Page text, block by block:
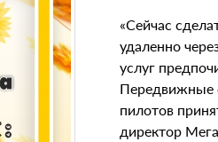
«Сейчас
удаленно
услуг
Передвижные
пилотов
директор